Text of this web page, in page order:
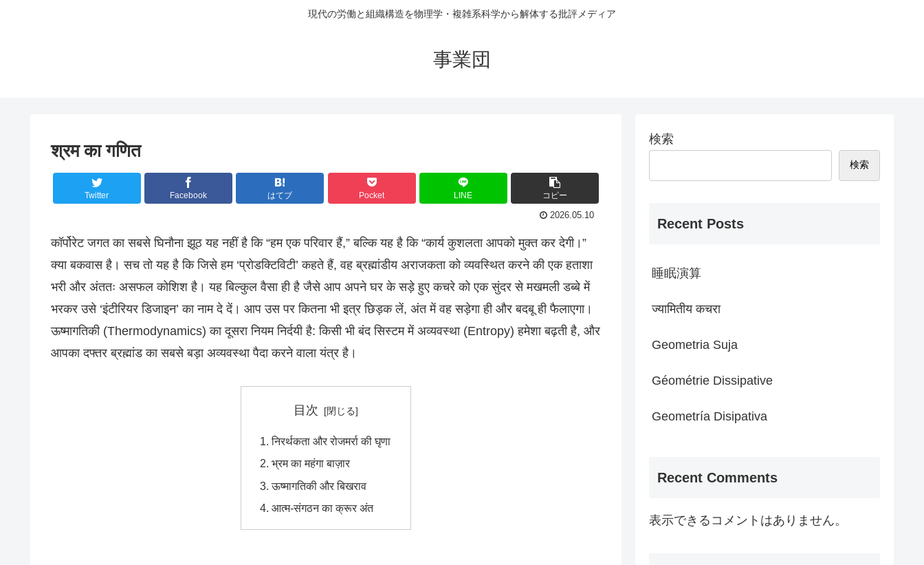
現代の労働と組織構造を物理学・複雑系科学から解体する批評メディア
事業団
श्रम का गणित
Twitter Facebook はてブ Pocket LINE コピー
2026.05.10
कॉर्पोरेट जगत का सबसे घिनौना झूठ यह नहीं है कि “हम एक परिवार हैं,” बल्कि यह है कि “कार्य कुशलता आपको मुक्त कर देगी।”
क्या बकवास है। सच तो यह है कि जिसे हम ‘प्रोडक्टिविटी’ कहते हैं, वह ब्रह्मांडीय अराजकता को व्यवस्थित करने की एक हताशा
भरी और अंततः असफल कोशिश है। यह बिल्कुल वैसा ही है जैसे आप अपने घर के सड़े हुए कचरे को एक सुंदर से मखमली डब्बे में
भरकर उसे ‘इंटीरियर डिजाइन’ का नाम दे दें। आप उस पर कितना भी इत्र छिड़क लें, अंत में वह सड़ेगा ही और बदबू ही फैलाएगा।
ऊष्मागतिकी (Thermodynamics) का दूसरा नियम निर्दयी है: किसी भी बंद सिस्टम में अव्यवस्था (Entropy) हमेशा बढ़ती है, और
आपका दफ्तर ब्रह्मांड का सबसे बड़ा अव्यवस्था पैदा करने वाला यंत्र है।
目次
निरर्थकता और रोजमर्रा की घृणा
भ्रम का महंगा बाज़ार
ऊष्मागतिकी और बिखराव
आत्म-संगठन का क्रूर अंत
検索
検索
Recent Posts
睡眠演算
ज्यामितीय कचरा
Geometria Suja
Géométrie Dissipative
Geometría Disipativa
Recent Comments
表示できるコメントはありません。